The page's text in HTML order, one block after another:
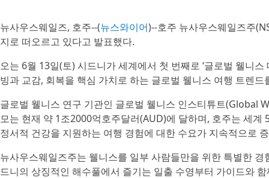
뉴사우스웨일즈, 호주--(뉴스와이어)--호주 뉴사우스웨일즈주
지로 떠오르고 있다고 발표했다.
오는 6월 13일(토) 시드니가 세계에서 첫 번째로 ‘글로벌 웰니
빙과 교감, 회복을 핵심 가치로 하는 글로벌 웰니스 여행 트렌
글로벌 웰니스 연구 기관인 글로벌 웰니스 인스티튜트(Global
모는 현재 약 1조2000억호주달러(AUD)에 달하며, 호주는 세계
정서적 건강을 지원하는 여행 경험에 대한 수요가 지속적으로
뉴사우스웨일즈주는 웰니스를 일부 사람들만을 위한 특별한
드니의 상징적인 해수풀에서 즐기는 일출 수영부터 가이드와